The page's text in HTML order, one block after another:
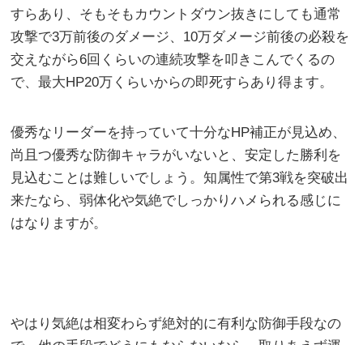
すらあり、そもそもカウントダウン抜きにしても通常
攻撃で3万前後のダメージ、10万ダメージ前後の必殺を
交えながら6回くらいの連続攻撃を叩きこんでくるの
で、最大HP20万くらいからの即死すらあり得ます。
優秀なリーダーを持っていて十分なHP補正が見込め、
尚且つ優秀な防御キャラがいないと、安定した勝利を
見込むことは難しいでしょう。知属性で第3戦を突破出
来たなら、弱体化や気絶でしっかりハメられる感じに
はなりますが。
やはり気絶は相変わらず絶対的に有利な防御手段なの